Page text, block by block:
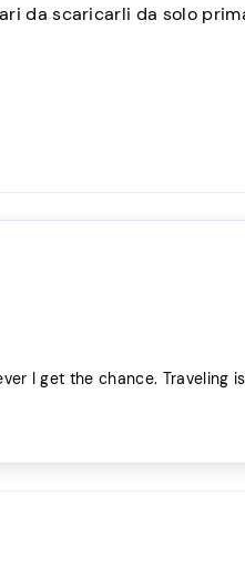
da scaricarli da solo
I get the chance. Traveling